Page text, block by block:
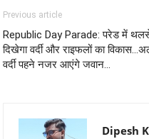
Previous article
Republic Day Parade: परेड में
दिखेगा वर्दी और राइफलों का
वर्दी पहने नजर आएंगे जवान...
Dipesh